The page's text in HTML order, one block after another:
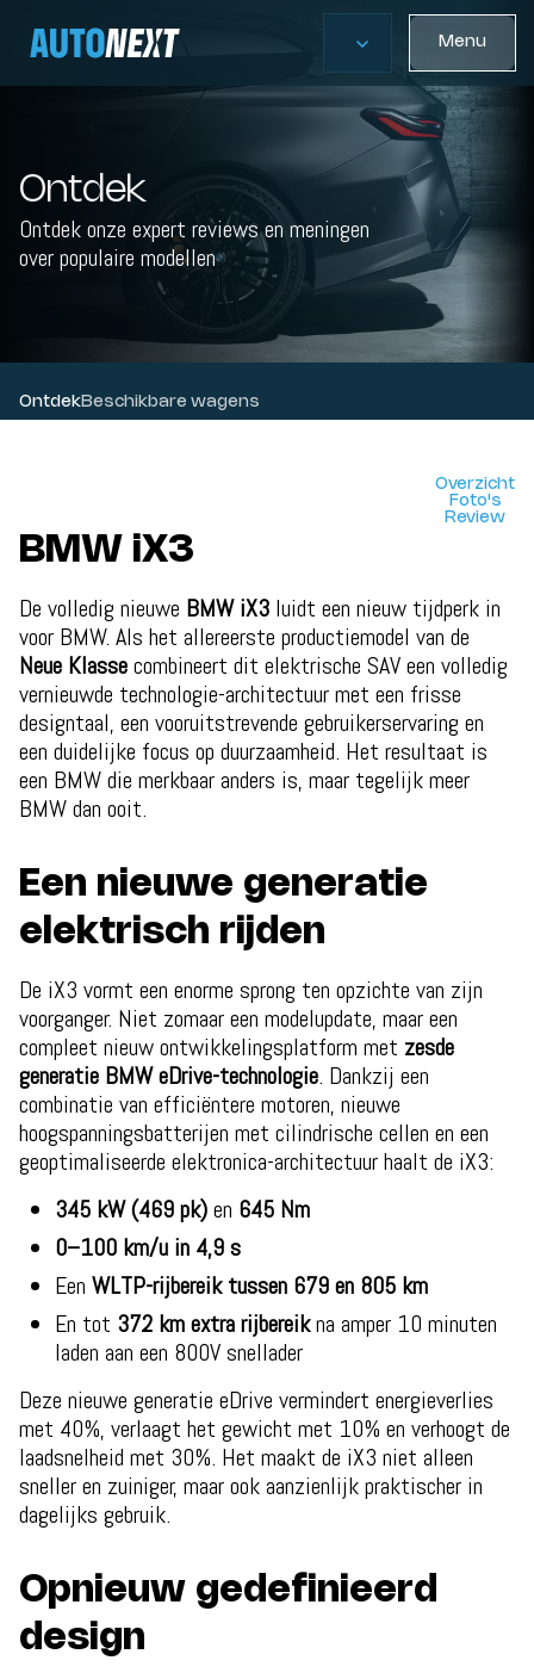
Menu
Ontdek
Ontdek onze expert reviews en meningen
over populaire modellen
OntdekBeschikbare wagens
Overzicht
Foto's
Review
BMW iX3
De volledig nieuwe BMW iX3 luidt een nieuw tijdperk in
voor BMW. Als het allereerste productiemodel van de
Neue Klassecombineert dit elektrische SAV een volledig
vernieuwde technologie-architectuur met een frisse
designtaal, een vooruitstrevende gebruikerservaring en
een duidelijke focus op duurzaamheid. Het resultaat is
een BMW die merkbaar anders is, maar tegelijk meer
BMW dan ooit.
Een nieuwe generatie
elektrisch rijden
De iX3 vormt een enorme sprong ten opzichte van zijn
voorganger. Niet zomaar een modelupdate, maar een
compleet nieuw ontwikkelingsplatform met zesde
generatie BMW eDrive-technologie. Dankzij een
combinatie van efficiëntere motoren, nieuwe
hoogspanningsbatterijen met cilindrische cellen en een
geoptimaliseerde elektronica-architectuur haalt de iX3:
345 kW (469 pk)en 645 Nm
0–100 km/u in 4,9 s
Een WLTP-rijbereik tussen 679 en 805 km
En tot 372 km extra rijbereikna amper 10 minuten
laden aan een 800V snellader
Deze nieuwe generatie eDrive vermindert energieverlies
met 40%, verlaagt het gewicht met 10% en verhoogt de
laadsnelheid met 30%. Het maakt de iX3 niet alleen
sneller en zuiniger, maar ook aanzienlijk praktischer in
dagelijks gebruik.
Opnieuw gedefinieerd
design